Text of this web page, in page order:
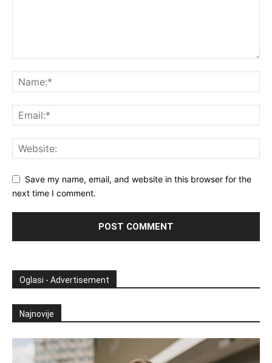
Save my name, email, and website in this browser for the
next time I comment.
Oglasi - Advertisement
Najnovije